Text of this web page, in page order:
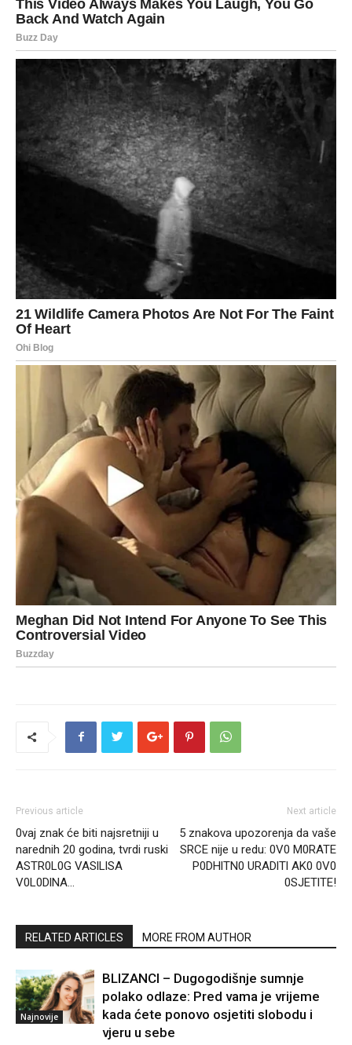
Previous article
0vaj znak će biti najsretniji u
narednih 20 godina, tvrdi ruski
ASTR0L0G VASlLlSA
V0L0DlNA…
Next article
5 znakova upozorenja da vaše
SRCE nije u redu: 0V0 M0RATE
P0DHlTN0 URADlTl AK0 0V0
0SJETlTE!
RELATED ARTICLES MORE FROM AUTHOR
Najnovije
BLIZANCI – Dugogodišnje sumnje
polako odlaze: Pred vama je vrijeme
kada ćete ponovo osjetiti slobodu i
vjeru u sebe